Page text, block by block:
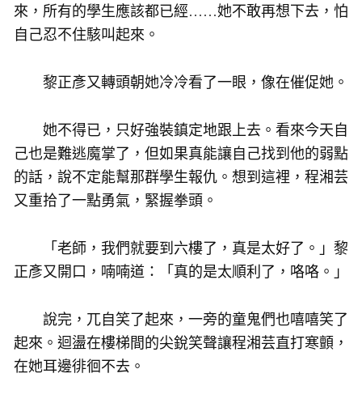
來，所有的學生應該都已經……她不敢再想下去，怕
自己忍不住駭叫起來。
黎正彥又轉頭朝她冷冷看了一眼，像在催促她。
她不得已，只好強裝鎮定地跟上去。看來今天自
己也是難逃魔掌了，但如果真能讓自己找到他的弱點
的話，說不定能幫那群學生報仇。想到這裡，程湘芸
又重拾了一點勇氣，緊握拳頭。
「老師，我們就要到六樓了，真是太好了。」黎
正彥又開口，喃喃道：「真的是太順利了，咯咯。」
說完，兀自笑了起來，一旁的童鬼們也嘻嘻笑了
起來。迴盪在樓梯間的尖銳笑聲讓程湘芸直打寒顫，
在她耳邊徘徊不去。